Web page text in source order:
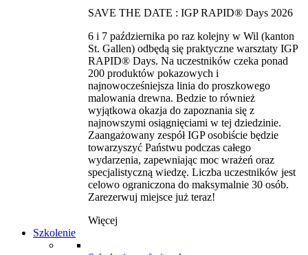
SAVE THE DATE : IGP RAPID® Days 2026
6 i 7 października po raz kolejny w Wil (kanton
St. Gallen) odbędą się praktyczne warsztaty IGP
RAPID® Days. Na uczestników czeka ponad
200 produktów pokazowych i
najnowocześniejsza linia do proszkowego
malowania drewna. Bedzie to również
wyjątkowa okazja do zapoznania się z
najnowszymi osiągnięciami w tej dziedzinie.
Zaangażowany zespół IGP osobiście będzie
towarzyszyć Państwu podczas całego
wydarzenia, zapewniając moc wrażeń oraz
specjalistyczną wiedzę. Liczba uczestników jest
celowo ograniczona do maksymalnie 30 osób.
Zarezerwuj miejsce już teraz!
Więcej
Szkolenie